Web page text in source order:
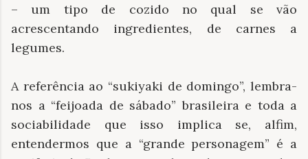
– um tipo de cozido no qual se vão
acrescentando ingredientes, de carnes a
legumes.
A referência ao “sukiyaki de domingo”, lembra-
nos a “feijoada de sábado” brasileira e toda a
sociabilidade que isso implica se, alfim,
entendermos que a “grande personagem” é a